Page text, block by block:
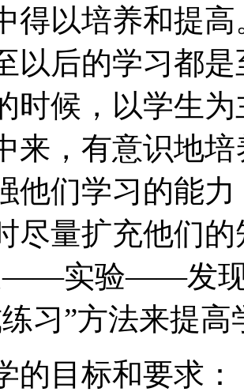
得以培养和提
以后的学习都
时候，以学生
来，有意识地
他们学习的能
尽量扩充他们
——实验——发
习”方法来提
的目标和要求：